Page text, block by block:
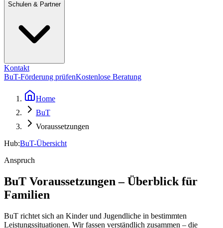
Schulen & Partner
Kontakt
BuT-Förderung prüfenKostenlose Beratung
Home
BuT
Voraussetzungen
Hub:BuT-Übersicht
Anspruch
BuT Voraussetzungen – Überblick für
Familien
BuT richtet sich an Kinder und Jugendliche in bestimmten
Leistungssituationen. Wir fassen verständlich zusammen – die